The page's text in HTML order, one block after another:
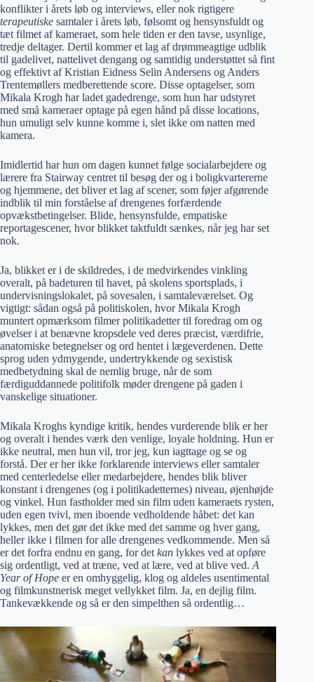
konflikter i årets løb og interviews, eller nok rigtigere
terapeutiske samtaler i årets løb, følsomt og hensynsfuldt og
tæt filmet af kameraet, som hele tiden er den tavse, usynlige,
tredje deltager. Dertil kommer et lag af drømmeagtige udblik
til gadelivet, nattelivet dengang og samtidig understøttet så fint
og effektivt af Kristian Eidness Selin Andersens og Anders
Trentemøllers medberettende score. Disse optagelser, som
Mikala Krogh har ladet gadedrenge, som hun har udstyret
med små kameraer optage på egen hånd på disse locations,
hun umuligt selv kunne komme i, slet ikke om natten med
kamera.
Imidlertid har hun om dagen kunnet følge socialarbejdere og
lærere fra Stairway centret til besøg der og i boligkvartererne
og hjemmene, det bliver et lag af scener, som føjer afgørende
indblik til min forståelse af drengenes forfærdende
opvækstbetingelser. Blide, hensynsfulde, empatiske
reportagescener, hvor blikket taktfuldt sænkes, når jeg har set
nok.
Ja, blikket er i de skildredes, i de medvirkendes vinkling
overalt, på badeturen til havet, på skolens sportsplads, i
undervisningslokalet, på sovesalen, i samtaleværelset. Og
vigtigt: sådan også på politiskolen, hvor Mikala Krogh
muntert opmærksom filmer politikadetter til foredrag om og
øvelser i at benævne kropsdele ved deres præcist, værdifrie,
anatomiske betegnelser og ord hentet i lægeverdenen. Dette
sprog uden ydmygende, undertrykkende og sexistisk
medbetydning skal de nemlig bruge, når de som
færdiguddannede politifolk møder drengene på gaden i
vanskelige situationer.
Mikala Kroghs kyndige kritik, hendes vurderende blik er her
og overalt i hendes værk den venlige, loyale holdning. Hun er
ikke neutral, men hun vil, tror jeg, kun iagttage og se og
forstå. Der er her ikke forklarende interviews eller samtaler
med centerledelse eller medarbejdere, hendes blik bliver
konstant i drengenes (og i politikadetternes) niveau, øjenhøjde
og vinkel. Hun fastholder med sin film uden kameraets rysten,
uden egen tvivl, men iboende vedholdende håbet: det kan
lykkes, men det gør det ikke med det samme og hver gang,
heller ikke i filmen for alle drengenes vedkommende. Men så
er det forfra endnu en gang, for det kan lykkes ved at opføre
sig ordentligt, ved at træne, ved at lære, ved at blive ved. A
Year of Hope er en omhyggelig, klog og aldeles usentimental
og filmkunstnerisk meget vellykket film. Ja, en dejlig film.
Tankevækkende og så er den simpelthen så ordentlig…